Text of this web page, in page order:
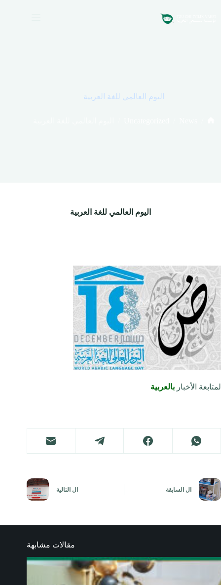
اليوم العالمي للغة العربية
اليوم العالمي للغة العربية
لمتابعة الأخبار بالعربية
ال السابقة ال التالية
مقالات مشابهة